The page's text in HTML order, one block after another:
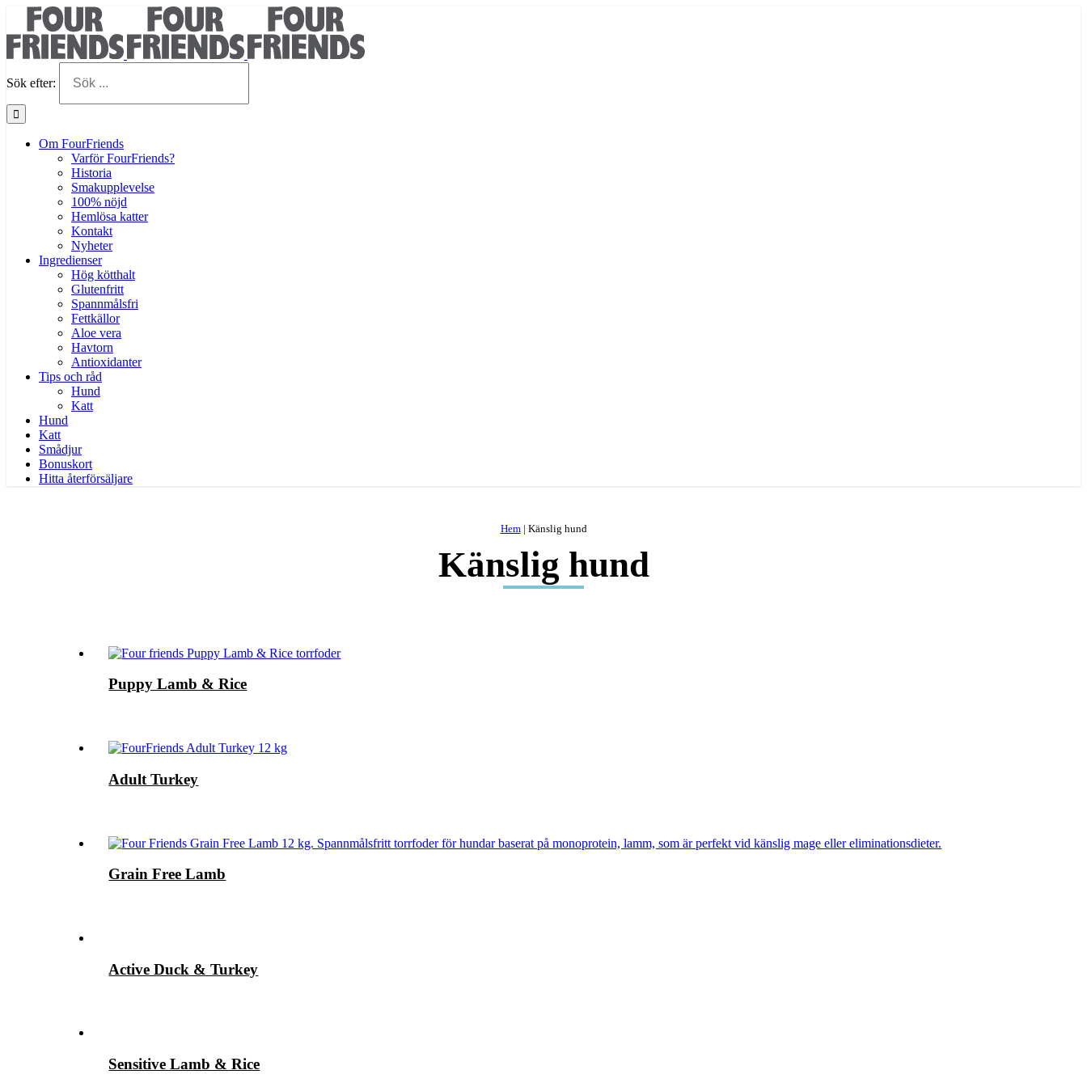
Sök efter:
Om FourFriends
Varför FourFriends?
Historia
Smakupplevelse
100% nöjd
Hemlösa katter
Kontakt
Nyheter
Ingredienser
Hög kötthalt
Glutenfritt
Spannmålsfri
Fettkällor
Aloe vera
Havtorn
Antioxidanter
Tips och råd
Hund
Katt
Hund
Katt
Smådjur
Bonuskort
Hitta återförsäljare
Hem| Känslig hund
Känslig hund
Puppy Lamb & Rice
Adult Turkey
Grain Free Lamb
Active Duck & Turkey
Sensitive Lamb & Rice